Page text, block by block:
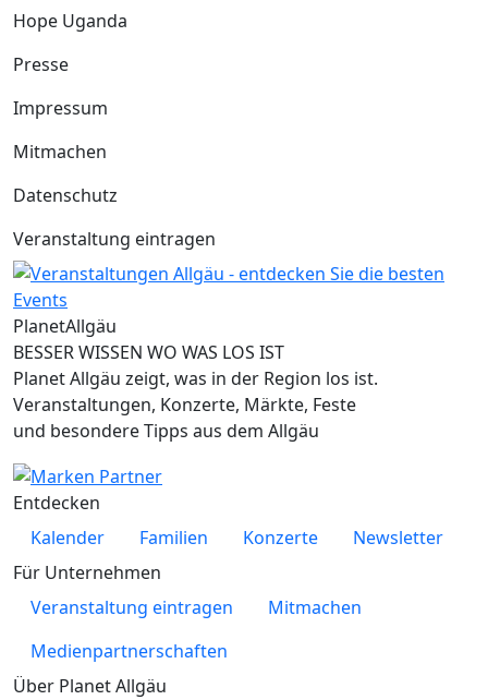
Hope Uganda
Presse
Impressum
Mitmachen
Datenschutz
Veranstaltung eintragen
PlanetAllgäu
BESSER WISSEN WO WAS LOS IST
Planet Allgäu zeigt, was in der Region los ist.
Veranstaltungen, Konzerte, Märkte, Feste
und besondere Tipps aus dem Allgäu
Entdecken
Kalender
Familien Konzerte
Newsletter
Für Unternehmen
Veranstaltung eintragen
Mitmachen
Medienpartnerschaften
Über Planet Allgäu